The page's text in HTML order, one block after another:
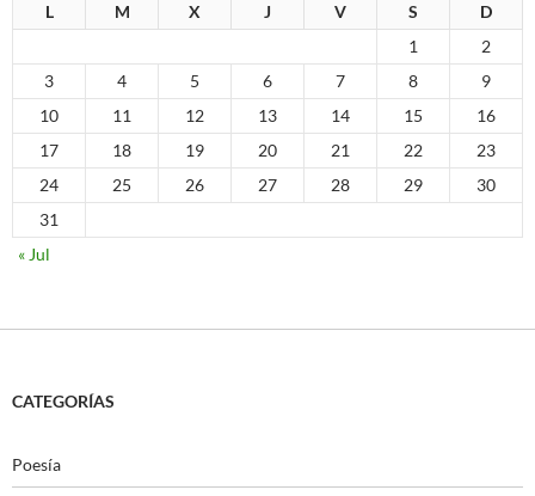
L M X J V S
D
1
2
3
4 5 6 7 8
9
10
11 12 13 14 15
16
17
18 19 20 21 22
23
24
25 26 27 28 29
30
31
« Jul
CATEGORÍAS
Poesía